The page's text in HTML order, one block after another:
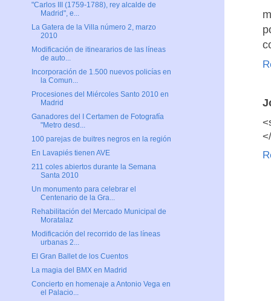
"Carlos III (1759-1788), rey alcalde de
Madrid", e...
La Gatera de la Villa número 2, marzo
2010
Modificación de itineararios de las líneas
de auto...
Incorporación de 1.500 nuevos policías en
la Comun...
Procesiones del Miércoles Santo 2010 en
Madrid
Ganadores del I Certamen de Fotografía
"Metro desd...
100 parejas de buitres negros en la región
En Lavapiés tienen AVE
211 coles abiertos durante la Semana
Santa 2010
Un monumento para celebrar el
Centenario de la Gra...
Rehabilitación del Mercado Municipal de
Moratalaz
Modificación del recorrido de las líneas
urbanas 2...
El Gran Ballet de los Cuentos
La magia del BMX en Madrid
Concierto en homenaje a Antonio Vega en
el Palacio...